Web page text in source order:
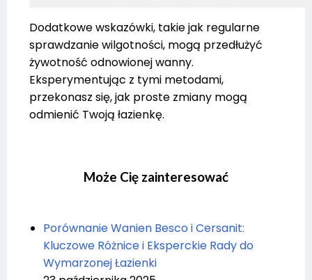
Dodatkowe wskazówki, takie jak regularne
sprawdzanie wilgotności, mogą przedłużyć
żywotność odnowionej wanny.
Eksperymentując z tymi metodami,
przekonasz się, jak proste zmiany mogą
odmienić Twoją łazienkę.
Może Cię zainteresować
Porównanie Wanien Besco i Cersanit:
Kluczowe Różnice i Eksperckie Rady do
Wymarzonej Łazienki